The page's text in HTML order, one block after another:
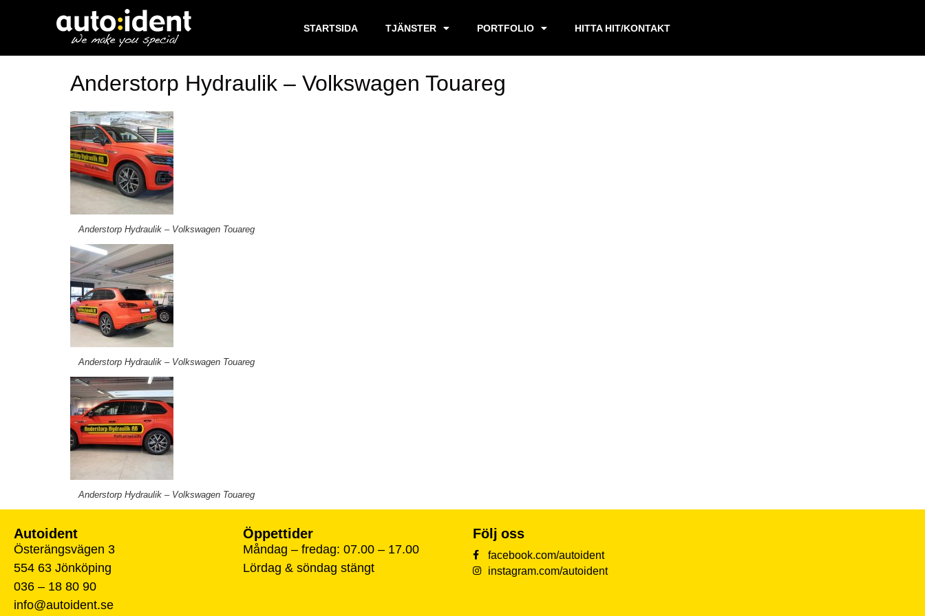
STARTSIDA TJÄNSTER PORTFOLIO HITTA HIT/KONTAKT
Anderstorp Hydraulik – Volkswagen Touareg
Anderstorp Hydraulik – Volkswagen Touareg
Anderstorp Hydraulik – Volkswagen Touareg
Anderstorp Hydraulik – Volkswagen Touareg
Autoident
Österängsvägen 3
554 63 Jönköping
036 – 18 80 90
info@autoident.se
Öppettider
Måndag – fredag: 07.00 – 17.00
Lördag & söndag stängt
Följ oss
facebook.com/autoident
instagram.com/autoident